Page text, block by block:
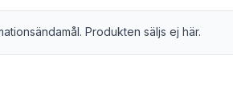
Produkten säljs ej här.